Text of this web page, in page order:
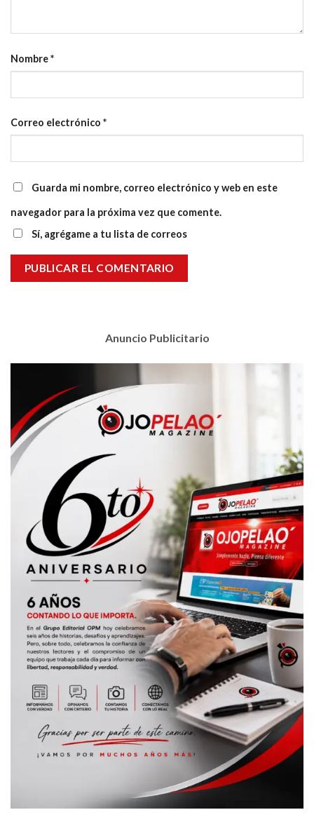
Nombre*
Correo electrónico *
Guarda mi nombre, correo electrónico y web en este
navegador para la próxima vez que comente.
Sí, agrégame a tu lista de correos
Anuncio Publicitario